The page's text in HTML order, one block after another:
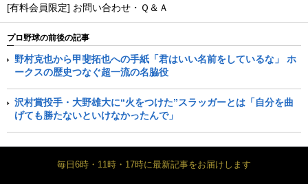
[有料会員限定] お問い合わせ・Ｑ＆Ａ
プロ野球の前後の記事
野村克也から甲斐拓也への手紙「君はいい名前をしているな」 ホ
ークスの歴史つなぐ超一流の名脇役
沢村賞投手・大野雄大に“火をつけた”スラッガーとは「自分を曲
げても勝たないといけなかったんで」
毎日6時・11時・17時に最新記事をお届けします